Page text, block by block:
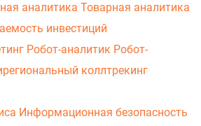
аналитика Товарная аналитика
инвестиций
Робот-аналитик Робот-
коллтрекинг
Информационная безопасность